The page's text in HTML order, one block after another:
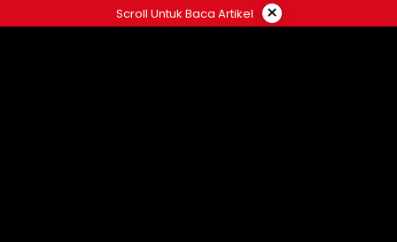
ke
Scroll Untuk Baca Artikel ×